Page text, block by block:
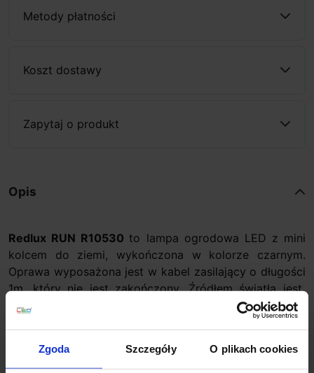
Zgoda Szczegóły O plikach cookies
Metody płatności
Koszt dostawy
Zapytaj o produkt
Opis
Redlux RUN R10530 to lampa ogrodowa LED z mini
kolcem do ziemi, wykończona w kolorze czarnym.
Oprawa wyposażona jest w kabel zasilający o długości
1m, który nie jest zakończony. Źródłem światła jest
LED o ciepłej barwie światła 3000K i klasie szczelności
IP65. Lampa idealnie sprawdzi się idealnie do
wykorzystana do oświetlenia ścieżek, podjazdów lub